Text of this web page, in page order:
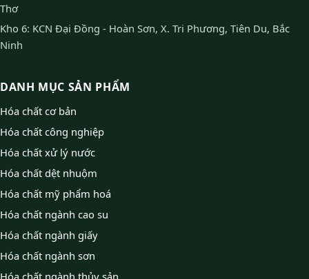
Thơ
Kho 6: KCN Đại Đồng - Hoàn Sơn, X. Tri Phương, Tiên Du, Bắc
Ninh
DANH MỤC SẢN PHẨM
Hóa chất cơ bản
Hóa chất công nghiệp
Hóa chất xử lý nước
Hóa chất dệt nhuộm
Hóa chất mỹ phẩm hoá
Hóa chất ngành cao su
Hóa chất ngành giấy
Hóa chất ngành sơn